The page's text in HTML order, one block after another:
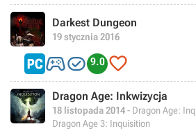
Darkest Dungeon
19 stycznia 2016
 9.0 
Dragon Age: Inkwizycja
18 listopada 2014- Dragon Age:
Dragon Age 3: Inquisition